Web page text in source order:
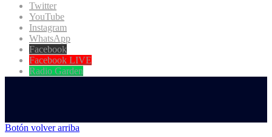
Twitter
YouTube
Instagram
WhatsApp
Facebook
Facebook LIVE
Radio Garden
Botón volver arriba